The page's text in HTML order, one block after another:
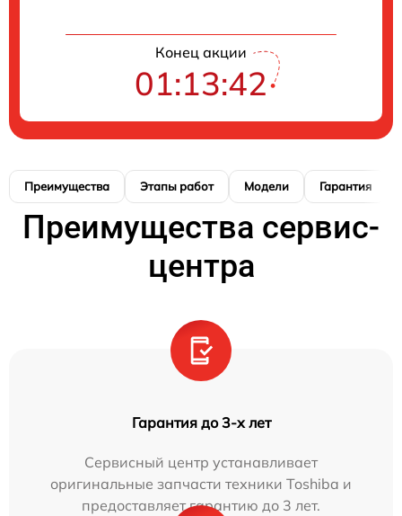
Конец акции
01:13:42
Преимущества Этапы работ Модели Гарантия
Преимущества сервис-
центра
Гарантия до 3-х лет
Сервисный центр устанавливает
оригинальные запчасти техники Toshiba и
предоставляет гарантию до 3 лет.